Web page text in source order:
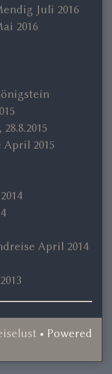
Juli 2016
2016
2015
April 2014
• Powered